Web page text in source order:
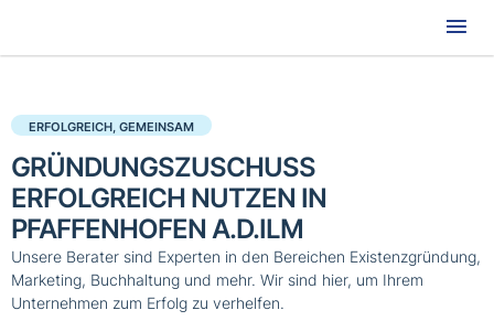
ERFOLGREICH, GEMEINSAM
GRÜNDUNGSZUSCHUSS
ERFOLGREICH NUTZEN IN
PFAFFENHOFEN A.D.ILM
Unsere Berater sind Experten in den Bereichen Existenzgründung,
Marketing, Buchhaltung und mehr. Wir sind hier, um Ihrem
Unternehmen zum Erfolg zu verhelfen.